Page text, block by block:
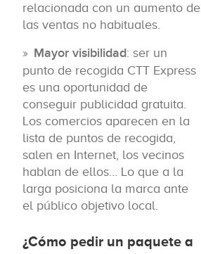
relacionada con un aumento de
las ventas no habituales.
Mayor visibilidad: ser un
punto de recogida CTT Express
es una oportunidad de
conseguir publicidad gratuita.
Los comercios aparecen en la
lista de puntos de recogida,
salen en Internet, los vecinos
hablan de ellos… Lo que a la
larga posiciona la marca ante
el público objetivo local.
¿Cómo pedir un paquete a